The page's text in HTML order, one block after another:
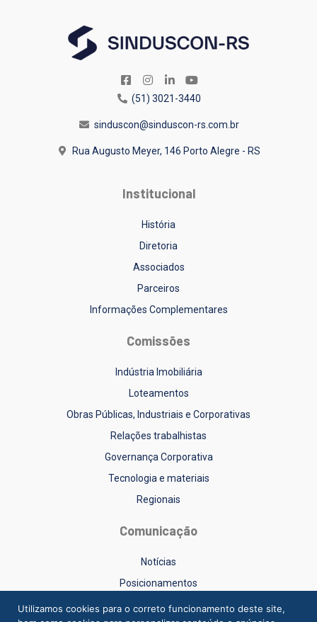
(51) 3021-3440
sinduscon@sinduscon-rs.com.br
Rua Augusto Meyer, 146 Porto Alegre - RS
Institucional
História
Diretoria
Associados
Parceiros
Informações Complementares
Comissões
Indústria Imobiliária
Loteamentos
Obras Públicas, Industriais e Corporativas
Relações trabalhistas
Governança Corporativa
Tecnologia e materiais
Regionais
Comunicação
Notícias
Posicionamentos
Sinduscon-RS na Mídia
Utilizamos cookies para o correto funcionamento deste site,